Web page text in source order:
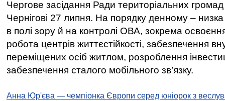
Чергове засідання Ради територіальних громад
Чернігові 27 липня. На порядку денному –
в полі зору й на контролі ОВА, зокрема освоєння
робота центрів життєстійкості, забезпечення
переміщених осіб житлом, розроблення
забезпечення сталого мобільного зв’язку.
Анна Юр'єва — чемпіонка Європи серед юніорок з